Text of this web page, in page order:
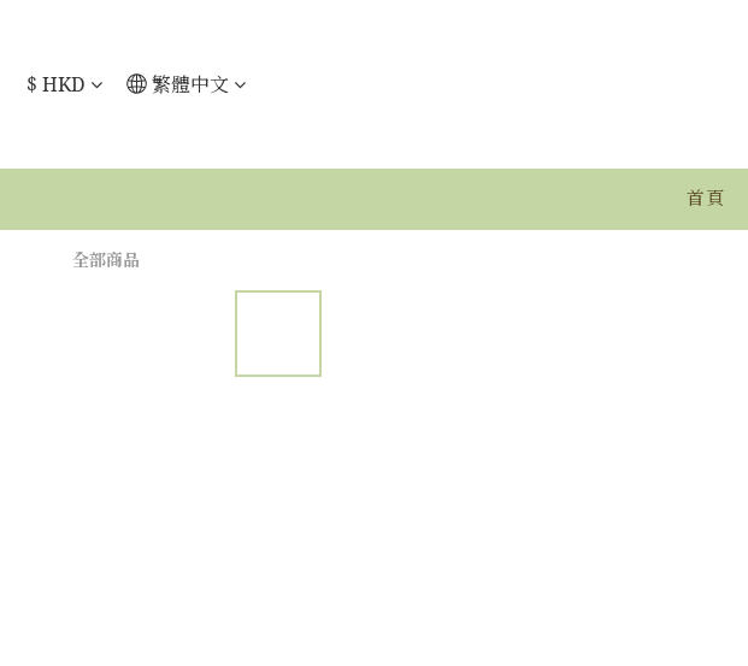
$ HKD 繁體中文
首頁
全部商品